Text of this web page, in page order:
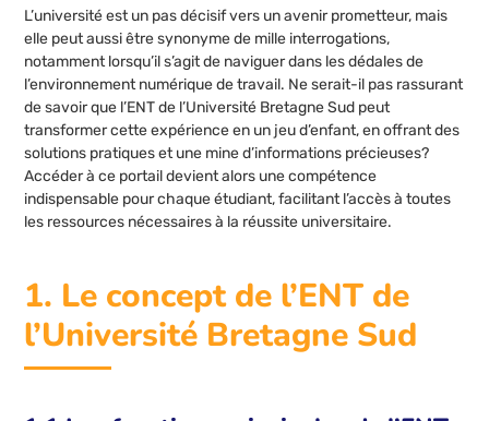
L’université est un pas décisif vers un avenir prometteur, mais
elle peut aussi être synonyme de mille interrogations,
notamment lorsqu’il s’agit de naviguer dans les dédales de
l’environnement numérique de travail. Ne serait-il pas rassurant
de savoir que l’ENT de l’Université Bretagne Sud peut
transformer cette expérience en un jeu d’enfant, en offrant des
solutions pratiques et une mine d’informations précieuses?
Accéder à ce portail devient alors une compétence
indispensable pour chaque étudiant, facilitant l’accès à toutes
les ressources nécessaires à la réussite universitaire.
1. Le concept de l’ENT de
l’Université Bretagne Sud